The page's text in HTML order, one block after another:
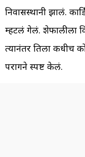
निवासस्थानी झालं.
म्हटलं गेलं. शेफालीला
त्यानंतर तिला कधीच
परागने स्पष्ट केलं.